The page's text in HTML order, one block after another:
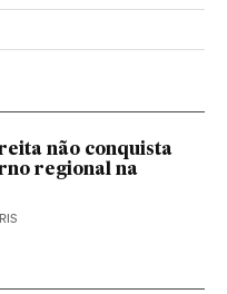
Instagram
en Facebook
não conquista
regional na